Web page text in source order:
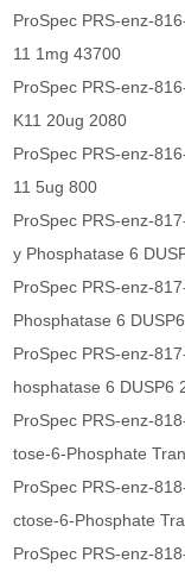
ProSpec PRS-enz-
11 1mg 43700
ProSpec PRS-enz-
K11 20ug 2080
ProSpec PRS-enz-
11 5ug 800
ProSpec PRS-enz-
y Phosphatase 6
ProSpec PRS-enz-
Phosphatase 6
ProSpec PRS-enz-
hosphatase 6 DUSP6
ProSpec PRS-enz-
tose-6-Phosphate
ProSpec PRS-enz-
ctose-6-Phosphate
ProSpec PRS-enz-